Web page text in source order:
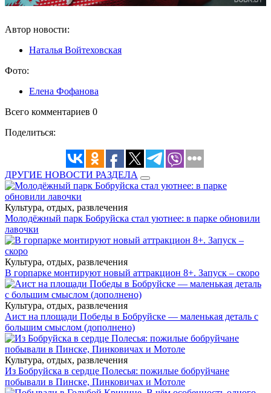
Автор новости:
Наталья Войтеховская
Фото:
Елена Фофанова
Всего комментариев 0
Поделиться:
ДРУГИЕ НОВОСТИ РАЗДЕЛА
Культура, отдых, развлечения
Молодёжный парк Бобруйска стал уютнее: в парке обновили
лавочки
Культура, отдых, развлечения
В горпарке монтируют новый аттракцион 8+. Запуск – скоро
Культура, отдых, развлечения
Аист на площади Победы в Бобруйске — маленькая деталь с
большим смыслом (дополнено)
Культура, отдых, развлечения
Из Бобруйска в сердце Полесья: пожилые бобруйчане
побывали в Пинске, Пинковичах и Мотоле